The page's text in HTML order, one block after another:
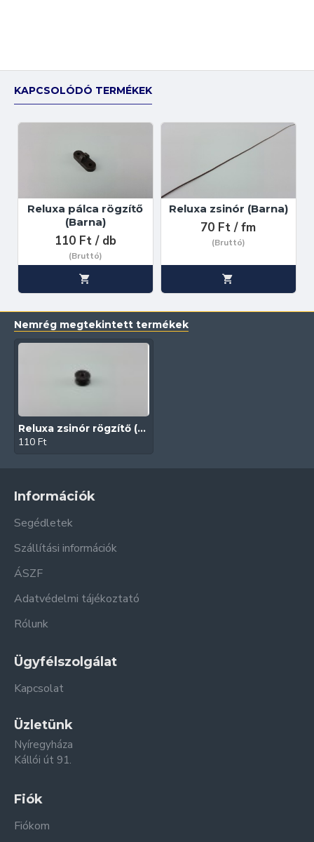
KAPCSOLÓDÓ TERMÉKEK
Reluxa pálca rögzítő
(Barna)
110 Ft / db
(Bruttó)
Reluxa zsinór (Barna)
70 Ft / fm
(Bruttó)
Nemrég megtekintett termékek
Reluxa zsinór rögzítő (Barna)
110 Ft
Információk
Segédletek
Szállítási információk
ÁSZF
Adatvédelmi tájékoztató
Rólunk
Ügyfélszolgálat
Kapcsolat
Üzletünk
Nyíregyháza
Kállói út 91.
Fiók
Fiókom